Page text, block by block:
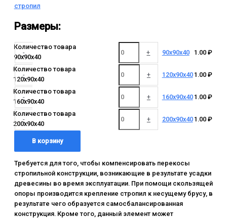
стропил
Размеры:
-
Количество товара
90x90x40
+ 90x90x40 1.00 ₽
-
Количество товара
120x90x40
+ 120x90x40 1.00 ₽
-
Количество товара
160x90x40
+ 160x90x40 1.00 ₽
-
Количество товара
200x90x40
+ 200x90x40 1.00 ₽
В корзину
Требуется для того, чтобы компенсировать перекосы
стропильной конструкции, возникающие в результате усадки
древесины во время эксплуатации. При помощи скользящей
опоры производится крепление стропил к несущему брусу, в
результате чего образуется самосбалансированная
конструкция. Кроме того, данный элемент может